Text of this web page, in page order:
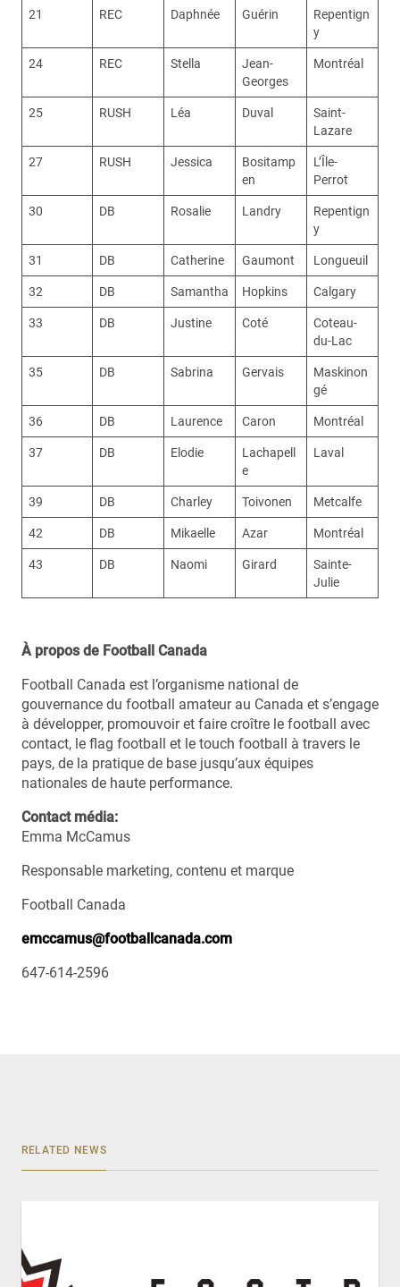
21 REC Daphnée Guérin
Repentign
y
24 REC Stella
Jean-
Georges
Montréal
25 RUSH Léa Duval
Saint-
Lazare
27 RUSH Jessica
Bositamp
en
L’Île-
Perrot
30 DB Rosalie Landry
Repentign
y
31 DB Catherine Gaumont Longueuil
32 DB Samantha Hopkins Calgary
33 DB Justine Coté
Coteau-
du-Lac
35 DB Sabrina Gervais
Maskinon
gé
36 DB Laurence Caron Montréal
37 DB Elodie
Lachapell
e
Laval
39 DB Charley Toivonen Metcalfe
42 DB Mikaelle Azar Montréal
43 DB Naomi Girard
Sainte-
Julie
À propos de Football Canada
Football Canada est l’organisme national de
gouvernance du football amateur au Canada et s’engage
à développer, promouvoir et faire croître le football avec
contact, le flag football et le touch football à travers le
pays, de la pratique de base jusqu’aux équipes
nationales de haute performance.
Contact média:
Emma McCamus
Responsable marketing, contenu et marque
Football Canada
emccamus@footballcanada.com
647-614-2596
RELATED NEWS